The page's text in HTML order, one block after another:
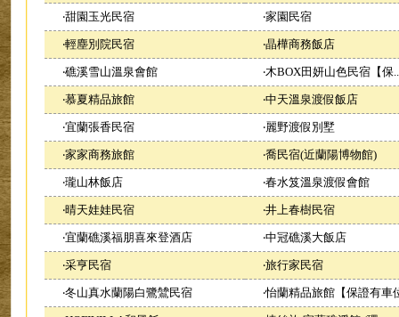
‧甜園玉光民宿 ‧家園民宿
‧輕塵別院民宿 ‧晶樺商務飯店
‧礁溪雪山溫泉會館 ‧木BOX田妍山色民宿【保
‧慕夏精品旅館 ‧中天溫泉渡假飯店
‧宜蘭張香民宿 ‧麗野渡假別墅
‧家家商務旅館 ‧喬民宿(近蘭陽博物館)
‧瓏山林飯店 ‧春水笈溫泉渡假會館
‧晴天娃娃民宿 ‧井上春樹民宿
‧宜蘭礁溪福朋喜來登酒店 ‧中冠礁溪大飯店
‧采亨民宿 ‧旅行家民宿
‧冬山真水蘭陽白鷺鷥民宿 ‧怡蘭精品旅館【保證有車